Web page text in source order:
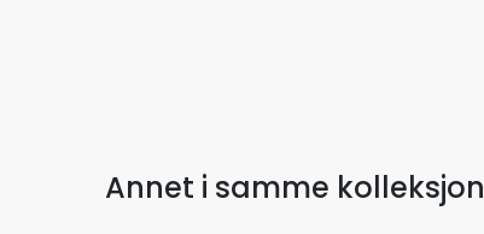
Annet i samme kolleksjon